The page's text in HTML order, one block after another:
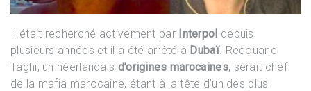
Il était recherché activement par Interpol depuis
plusieurs années et il a été arrêté à Dubaï. Redouane
Taghi, un néerlandais d’origines marocaines, serait chef
de la mafia marocaine, étant à la tête d’un des plus